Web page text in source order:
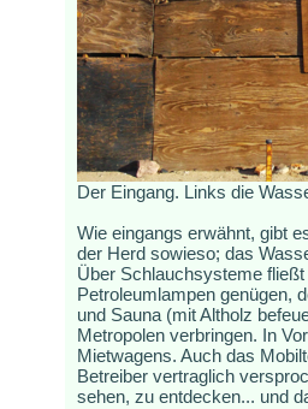
Der Eingang. Links die
Wie eingangs erwähnt, gibt
der Herd sowieso; das
Über Schlauchsysteme
Petroleumlampen genügen,
und Sauna (mit Altholz
Metropolen verbringen. In
Mietwagens. Auch das
Betreiber vertraglich
sehen, zu entdecken... und